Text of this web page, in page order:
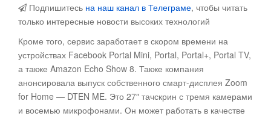
Подпишитесь на наш канал в Телеграме, чтобы читать
только интересные новости высоких технологий
Кроме того, сервис заработает в скором времени на
устройствах Facebook Portal Mini, Portal, Portal+, Portal TV,
а также Amazon Echo Show 8. Также компания
анонсировала выпуск собственного смарт-дисплея Zoom
for Home — DTEN ME. Это 27″ тачскрин с тремя камерами
и восемью микрофонами. Он может работать в качестве